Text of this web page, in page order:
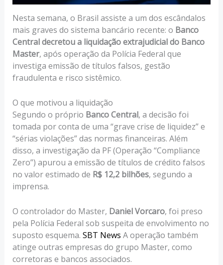
Nesta semana, o Brasil assiste a um dos escândalos
mais graves do sistema bancário recente: o Banco
Central decretou a liquidação extrajudicial do Banco
Master, após operação da Polícia Federal que
investiga emissão de títulos falsos, gestão
fraudulenta e risco sistêmico.
O que motivou a liquidação
Segundo o próprio Banco Central, a decisão foi
tomada por conta de uma “grave crise de liquidez” e
“sérias violações” das normas financeiras. Além
disso, a investigação da PF (Operação “Compliance
Zero”) apurou a emissão de títulos de crédito falsos
no valor estimado de R$ 12,2 bilhões, segundo a
imprensa.
O controlador do Master, Daniel Vorcaro, foi preso
pela Polícia Federal sob suspeita de envolvimento no
suposto esquema. SBT News A operação também
atinge outras empresas do grupo Master, como
corretoras e bancos associados.